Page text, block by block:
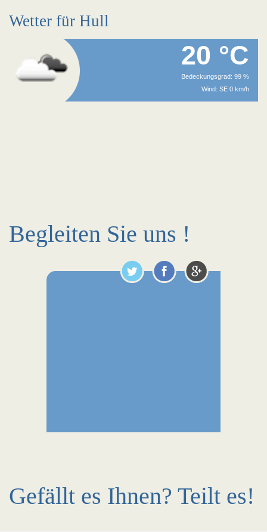
Wetter für Hull
20 °C
Bedeckungsgrad: 99 %
Wind: SE 0 km/h
Begleiten Sie uns !
Gefällt es Ihnen? Teilt es!